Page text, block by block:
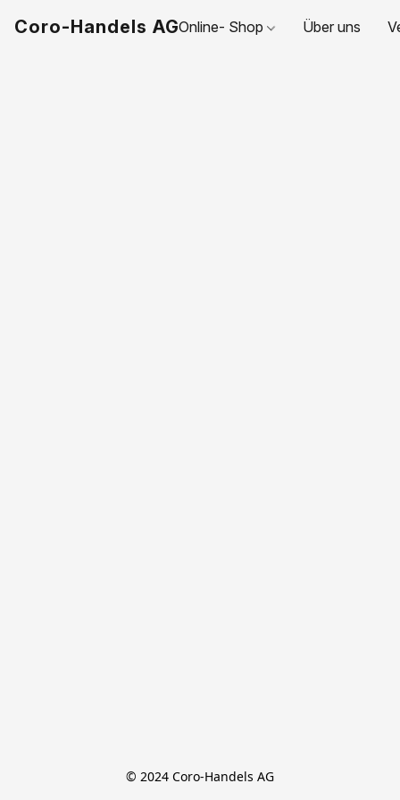
Coro-Handels AGOnline- Shop Über uns
© 2024 Coro-Handels AG